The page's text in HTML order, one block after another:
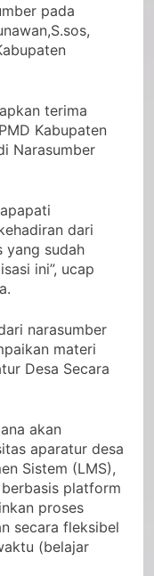
pada
terima
Kabupaten
Narasumber
dari
yang sudah
ini”, ucap
narasumber
materi
Desa Secara
akan
aparatur desa
Sistem (LMS),
platform
proses
secara fleksibel
(belajar